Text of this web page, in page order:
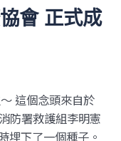
會 正式成
這個念頭來自於
防署救護組李明憲
埋下了一個種子。